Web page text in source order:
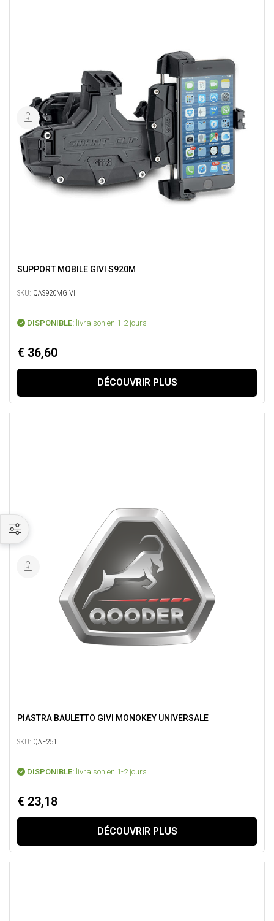
SUPPORT MOBILE GIVI S920M
SKU: QAS920MGIVI
DISPONIBLE: livraison en 1-2 jours
€ 36,60
DÉCOUVRIR PLUS
PIASTRA BAULETTO GIVI MONOKEY UNIVERSALE
SKU: QAE251
DISPONIBLE: livraison en 1-2 jours
€ 23,18
DÉCOUVRIR PLUS